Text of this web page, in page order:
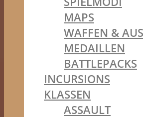
MAPS
WAFFEN &
MEDAILLEN
BATTLEPACKS
INCURSIONS
KLASSEN
ASSAULT